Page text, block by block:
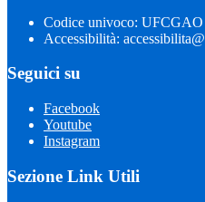
Codice univoco: UFCGAO
Accessibilità:
Seguici su
Facebook
Youtube
Instagram
Sezione Link Utili